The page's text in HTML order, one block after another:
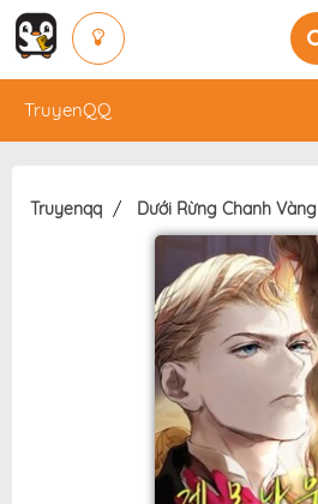
TruyenQQ
Truyenqq Dưới Rừng Chanh Vàng